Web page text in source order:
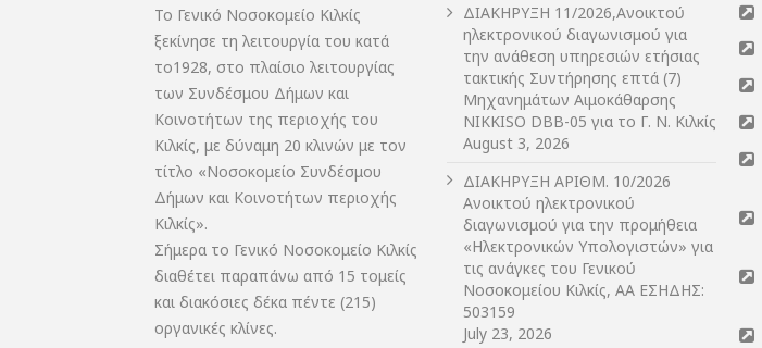
Το Γενικό Νοσοκομείο Κιλκίς
ξεκίνησε τη λειτουργία του κατά
το1928, στο πλαίσιο λειτουργίας
των Συνδέσμου Δήμων και
Κοινοτήτων της περιοχής του
Κιλκίς, με δύναμη 20 κλινών με τον
τίτλο «Νοσοκομείο Συνδέσμου
Δήμων και Κοινοτήτων περιοχής
Κιλκίς».
Σήμερα το Γενικό Νοσοκομείο Κιλκίς
διαθέτει παραπάνω από 15 τομείς
και διακόσιες δέκα πέντε (215)
οργανικές κλίνες.
ΔIΑΚΗΡΥΞΗ 11/2026,Ανοικτού
ηλεκτρονικού διαγωνισμού για
την ανάθεση υπηρεσιών ετήσιας
τακτικής Συντήρησης επτά (7)
Μηχανημάτων Αιμοκάθαρσης
NIKKISO DBB-05 για το Γ. Ν. Κιλκίς
August 3, 2026
ΔIΑΚΗΡΥΞΗ ΑΡIΘΜ. 10/2026
Ανοικτού ηλεκτρονικού
διαγωνισμού για την προμήθεια
«Ηλεκτρονικών Υπολογιστών» για
τις ανάγκες του Γενικού
Νοσοκομείου Κιλκίς, ΑΑ ΕΣΗΔΗΣ:
503159
July 23, 2026